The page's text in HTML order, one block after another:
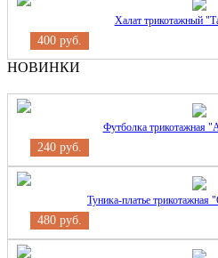
Халат трикотажный
400 руб.
НОВИНКИ
Футболка трикотажная
240 руб.
Туника-платье трикотажная
480 руб.